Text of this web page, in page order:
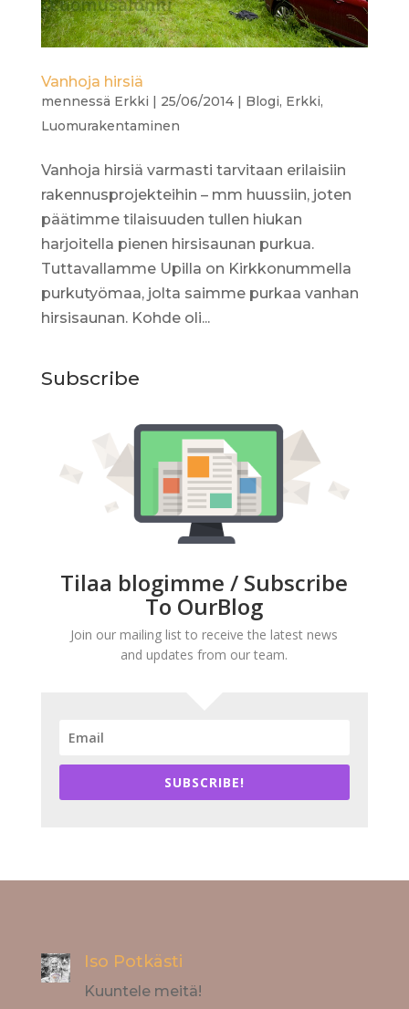
Vanhoja hirsiä
mennessä Erkki 25/06/2014| Blogi, Erkki,
Luomurakentaminen
Vanhoja hirsiä varmasti tarvitaan erilaisiin
rakennusprojekteihin – mm huussiin, joten
päätimme tilaisuuden tullen hiukan
harjoitella pienen hirsisaunan purkua.
Tuttavallamme Upilla on Kirkkonummella
purkutyömaa, jolta saimme purkaa vanhan
hirsisaunan. Kohde oli...
Subscribe
Tilaa blogimme / Subscribe
To OurBlog
Join our mailing list to receive the latest news
and updates from our team.
SUBSCRIBE!
Iso Potkästi
Kuuntele meitä!